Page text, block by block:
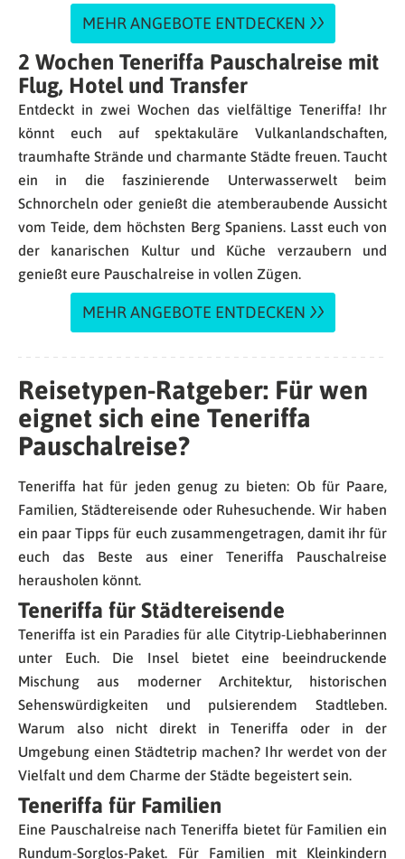
MEHR ANGEBOTE ENTDECKEN
2 Wochen Teneriffa Pauschalreise mit
Flug, Hotel und Transfer
Entdeckt in zwei Wochen das vielfältige Teneriffa! Ihr
könnt euch auf spektakuläre Vulkanlandschaften,
traumhafte Strände und charmante Städte freuen. Taucht
ein in die faszinierende Unterwasserwelt beim
Schnorcheln oder genießt die atemberaubende Aussicht
vom Teide, dem höchsten Berg Spaniens. Lasst euch von
der kanarischen Kultur und Küche verzaubern und
genießt eure Pauschalreise in vollen Zügen.
MEHR ANGEBOTE ENTDECKEN
Reisetypen-Ratgeber: Für wen
eignet sich eine Teneriffa
Pauschalreise?
Teneriffa hat für jeden genug zu bieten: Ob für Paare,
Familien, Städtereisende oder Ruhesuchende. Wir haben
ein paar Tipps für euch zusammengetragen, damit ihr für
euch das Beste aus einer Teneriffa Pauschalreise
herausholen könnt.
Teneriffa für Städtereisende
Teneriffa ist ein Paradies für alle Citytrip-Liebhaberinnen
unter Euch. Die Insel bietet eine beeindruckende
Mischung aus moderner Architektur, historischen
Sehenswürdigkeiten und pulsierendem Stadtleben.
Warum also nicht direkt in Teneriffa oder in der
Umgebung einen Städtetrip machen? Ihr werdet von der
Vielfalt und dem Charme der Städte begeistert sein.
Teneriffa für Familien
Eine Pauschalreise nach Teneriffa bietet für Familien ein
Rundum-Sorglos-Paket. Für Familien mit Kleinkindern